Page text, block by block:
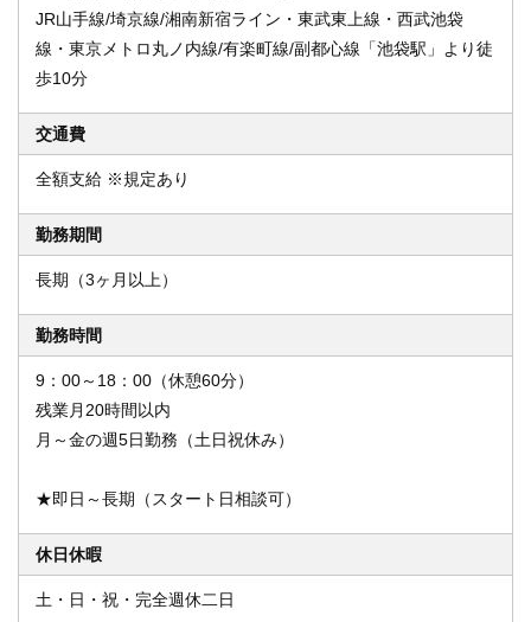
JR山手線/埼京線/湘南新宿ライン・東武東上線・西武池袋
線・東京メトロ丸ノ内線/有楽町線/副都心線「池袋駅」より徒
歩10分
交通費
全額支給 ※規定あり
勤務期間
長期（3ヶ月以上）
勤務時間
9：00～18：00（休憩60分）
残業月20時間以内
月～金の週5日勤務（土日祝休み）
★即日～長期（スタート日相談可）
休日休暇
土・日・祝・完全週休二日